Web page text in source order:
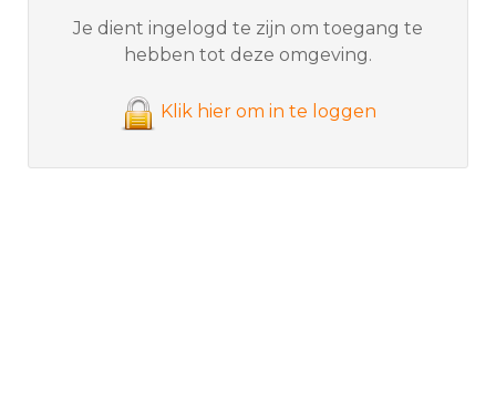
Je dient ingelogd te zijn om toegang te
hebben tot deze omgeving.
Klik hier om in te loggen